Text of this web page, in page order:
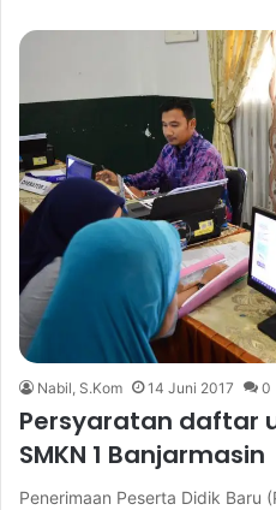
Nabil, S.Kom 14 Juni 2017 0
Persyaratan daftar
SMKN 1 Banjarmasin
Penerimaan Peserta Didik Baru